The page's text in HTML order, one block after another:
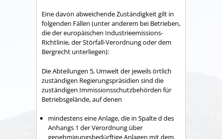
Eine davon abweichende Zuständigkeit gilt in
folgenden Fällen (unter anderem bei Betrieben,
die der europäischen Industrieemissions-
Richtlinie, der Störfall-Verordnung oder dem
Bergrecht unterliegen):
Die Abteilungen 5, Umwelt der jeweils örtlich
zuständigen Regierungspräsidien sind die
zuständigen Immissionsschutzbehörden für
Betriebsgelände, auf denen
mindestens eine Anlage, die in Spalte d des
Anhangs 1 der Verordnung über
genehmigungsbedürftige Anlagen mit dem